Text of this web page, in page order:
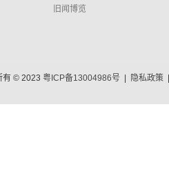
旧闻博览
有 © 2023 粤ICP备13004986号 | 隐私政策